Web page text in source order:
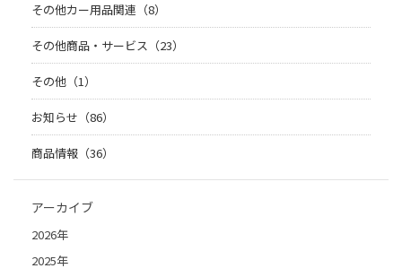
その他カー用品関連（8）
その他商品・サービス（23）
その他（1）
お知らせ（86）
商品情報（36）
アーカイブ
2026年
2025年